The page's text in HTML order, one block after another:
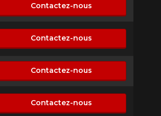
Contactez-nous
Contactez-nous
Contactez-nous
Contactez-nous